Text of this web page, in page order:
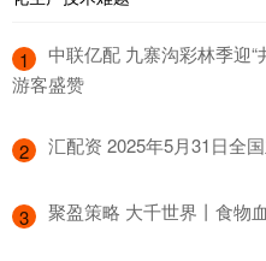
1
中联亿配 九寨沟彩林季迎“
游客盛赞
2 汇配资 2025年5月31日全
3 聚盈策略 大千世界丨食物